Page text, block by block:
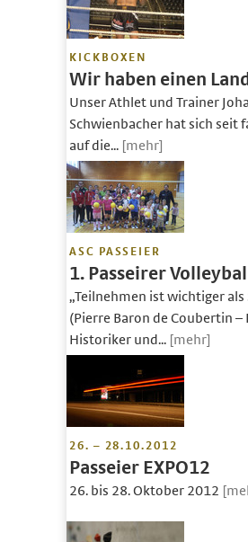
KICKBOXEN
Wir haben einen
Unser Athlet und Trainer
Schwienbacher hat sich seit
auf die... [mehr]
ASC PASSEIER
1. Passeirer
„Teilnehmen ist wichtiger als
(Pierre Baron de Coubertin –
Historiker und... [mehr]
26. – 28.10.2012
Passeier EXPO12
26. bis 28. Oktober 2012